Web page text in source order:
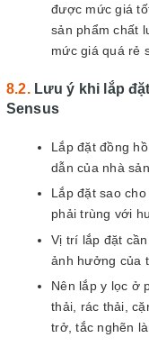
được mức giá
sản phẩm chất
mức giá quá rẻ
Lưu ý khi lắp
Sensus
Lắp đặt đồng
dẫn của nhà
Lắp đặt sao
phải trùng với
Vị trí lắp đặt
ảnh hưởng của
Nên lắp y lọc ở
thải, rác thải,
trở, tắc nghẽn